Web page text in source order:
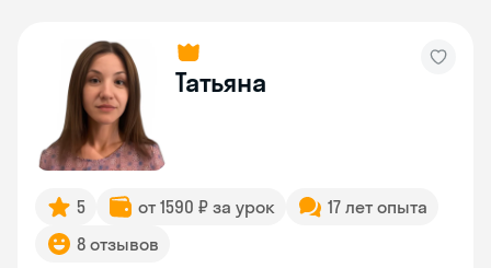
Татьяна
5 от 1590 ₽ за урок
17 лет опыта
8 отзывов